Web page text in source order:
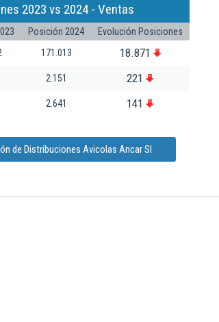
2023 vs 2024 - Ventas
Posición 2024
Evolución Posiciones
171.013 18.871
2.151 221
2.641 141
de Distribuciones Avicolas Ancar Sl